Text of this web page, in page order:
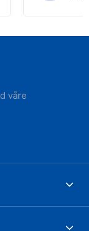
våre